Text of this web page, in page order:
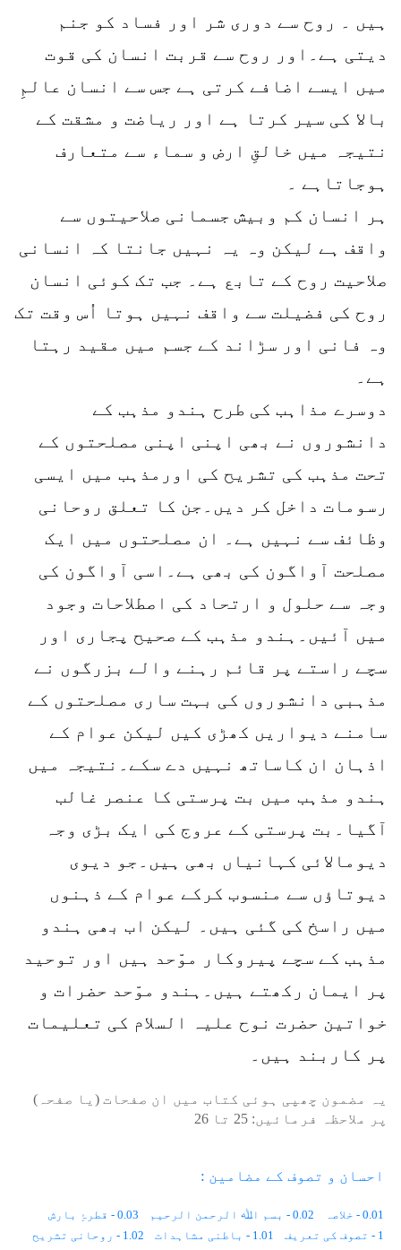
ہیں ۔ روح سے دوری شر اور فساد کو جنم
دیتی ہے۔اور روح سے قربت انسان کی قوت
میں ایسے اضافے کرتی ہے جس سے انسان عالمِ
بالا کی سیر کرتا ہے اور ریاضت و مشقت کے
نتیجہ میں خالقِ ارض و سماء سے متعارف
ہوجاتاہے ۔
ہر انسان کم وبیش جسمانی صلاحیتوں سے
واقف ہے لیکن وہ یہ نہیں جانتا کہ انسانی
صلاحیت روح کے تابع ہے۔ جب تک کوئی انسان
روح کی فضیلت سے واقف نہیں ہوتا اُس وقت تک
وہ فانی اور سڑاند کے جسم میں مقید رہتا
ہے۔
دوسرے مذاہب کی طرح ہندو مذہب کے
دانشوروں نے بھی اپنی اپنی مصلحتوں کے
تحت مذہب کی تشریح کی اورمذہب میں ایسی
رسومات داخل کر دیں۔جن کا تعلق روحانی
وظائف سے نہیں ہے۔ ان مصلحتوں میں ایک
مصلحت آواگون کی بھی ہے۔اسی آواگون کی
وجہ سے حلول و ارتحاد کی اصطلاحات وجود
میں آئیں۔ہندو مذہب کے صحیح پجاری اور
سچے راستے پر قائم رہنے والے بزرگوں نے
مذہبی دانشوروں کی بہت ساری مصلحتوں کے
سامنے دیواریں کھڑی کیں لیکن عوام کے
اذہان ان کاساتھ نہیں دے سکے۔نتیجہ میں
ہندو مذہب میں بت پرستی کا عنصر غالب
آگیا۔بت پرستی کے عروج کی ایک بڑی وجہ
دیومالائی کہانیاں بھی ہیں۔جو دیوی
دیوتاؤں سے منسوب کرکے عوام کے ذہنوں
میں راسخ کی گئی ہیں۔ لیکن اب بھی ہندو
مذہب کے سچے پیروکار موّحد ہیں اور توحید
پر ایمان رکھتے ہیں۔ہندو موّحد حضرات و
خواتین حضرت نوح علیہ السلام کی تعلیمات
پر کاربند ہیں۔
یہ مضمون چھپی ہوئی کتاب میں ان صفحات (یا صفحہ)
پر ملاحظہ فرمائیں: 25 تا 26
احسان و تصوف کے مضامین :
0.01 - خلاصہ 0.02 - بسم اﷲ الرحمن الرحیم
0.03 - قطرۂِ بارش
1 - تصوف کی تعریف
1.01 - باطنی مشاہدات
1.02 - روحانی تشریح